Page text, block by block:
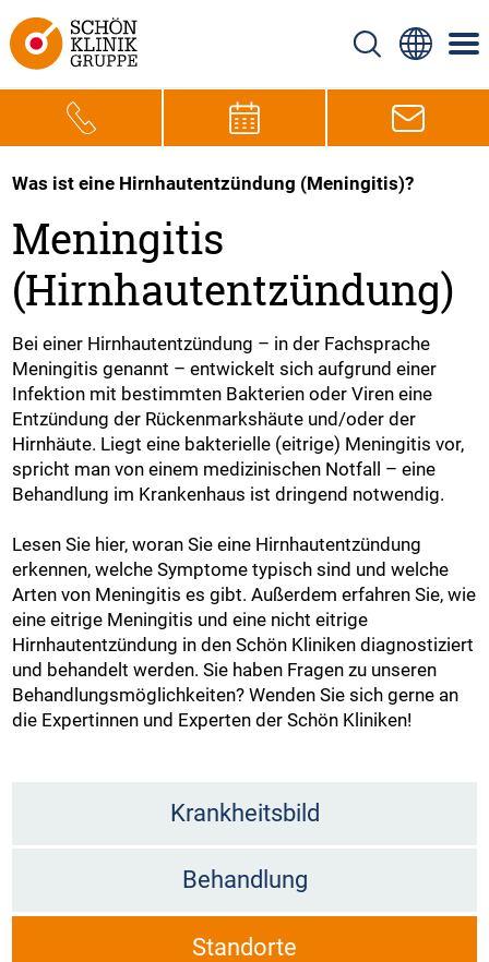
Was ist eine Hirnhautentzündung (Meningitis)?
Meningitis
(Hirnhautentzündung)
Bei einer Hirnhautentzündung – in der Fachsprache
Meningitis genannt – entwickelt sich aufgrund einer
Infektion mit bestimmten Bakterien oder Viren eine
Entzündung der Rückenmarkshäute und/oder der
Hirnhäute. Liegt eine bakterielle (eitrige) Meningitis vor,
spricht man von einem medizinischen Notfall – eine
Behandlung im Krankenhaus ist dringend notwendig.
Lesen Sie hier, woran Sie eine Hirnhautentzündung
erkennen, welche Symptome typisch sind und welche
Arten von Meningitis es gibt. Außerdem erfahren Sie, wie
eine eitrige Meningitis und eine nicht eitrige
Hirnhautentzündung in den Schön Kliniken diagnostiziert
und behandelt werden. Sie haben Fragen zu unseren
Behandlungsmöglichkeiten? Wenden Sie sich gerne an
die Expertinnen und Experten der Schön Kliniken!
Krankheitsbild
Behandlung
Standorte